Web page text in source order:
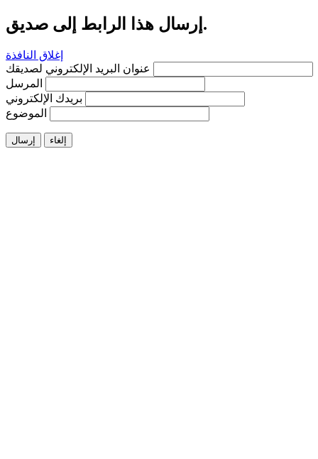
إرسال هذا الرابط إلى صديق.
إغلاق النافذة
عنوان البريد الإلكتروني لصديقك
المرسل
بريدك الإلكتروني
الموضوع
إرسال إلغاء